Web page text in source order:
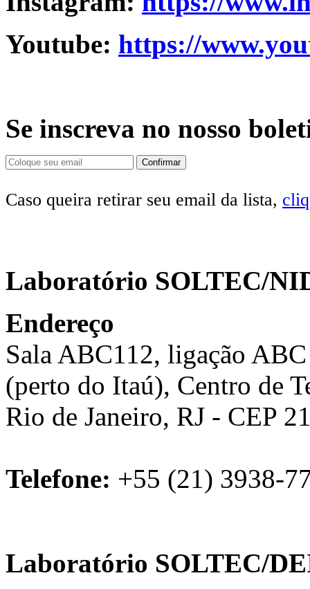
Youtube: https://
Se inscreva no nosso
Caso queira retirar seu email da lista,
Laboratório SOLTEC/
Endereço
Sala ABC112, ligação
(perto do Itaú), Centro de
Rio de Janeiro, RJ - CEP
Telefone: +55 (21) 3938-
Laboratório SOLTEC/